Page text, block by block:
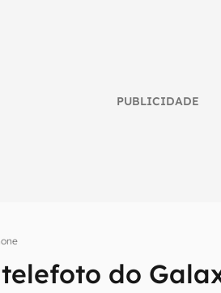
PUBLICIDADE
do
do mundo tech!